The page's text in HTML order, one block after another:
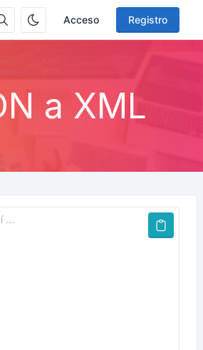
Acceso Registro
a XML